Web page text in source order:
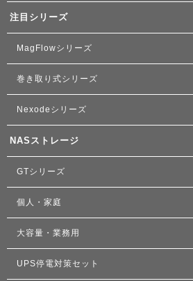
注目シリーズ
MagFlowシリーズ
巻き取り式シリーズ
Nexodeシリーズ
NASストレージ
GTシリーズ
個人・家庭
大容量・業務用
UPS停電対策セット